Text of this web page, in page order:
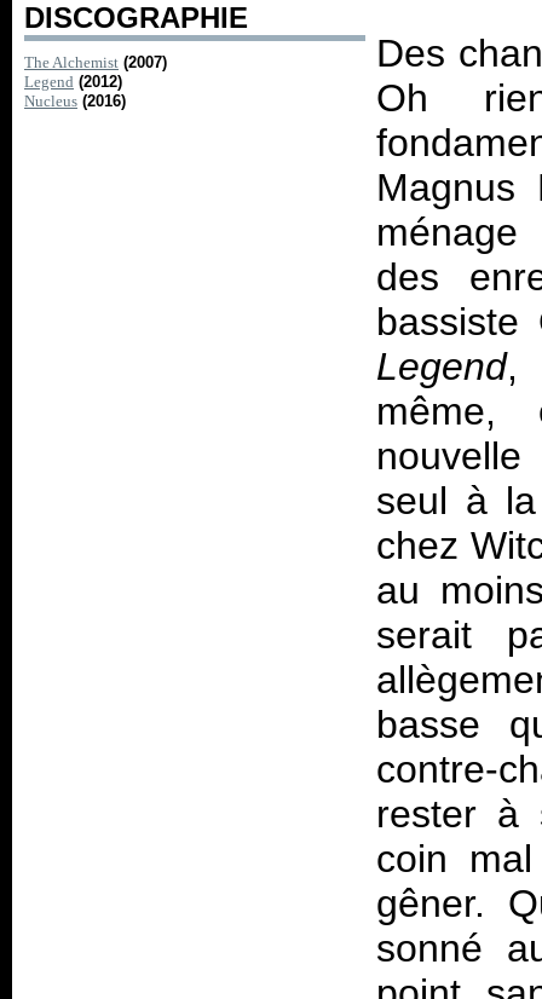
DISCOGRAPHIE
The Alchemist (2007)
Legend (2012)
Nucleus (2016)
Des
Oh
Magnus
des
bassiste
Legend,
même,
seul à
chez
au
serait
basse
contre-
rester à
coin
gêner.
sonné